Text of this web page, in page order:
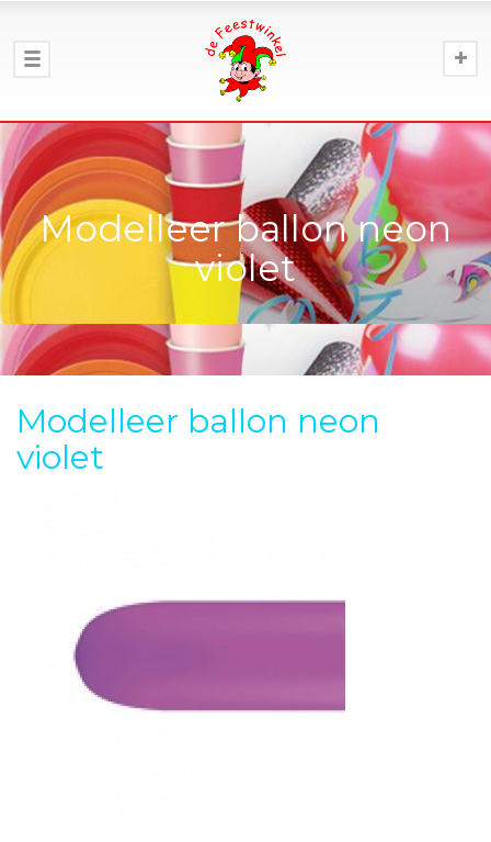
Modelleer ballon neon
violet
Modelleer ballon neon
violet